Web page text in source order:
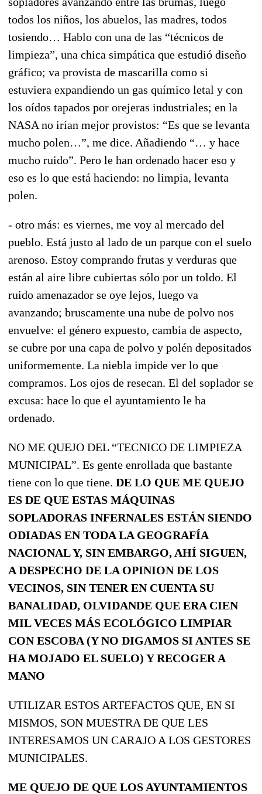
todos los niños, los abuelos, las madres, todos
tosiendo… Hablo con una de las “técnicos de
limpieza”, una chica simpática que estudió diseño
gráfico; va provista de mascarilla como si
estuviera expandiendo un gas químico letal y con
los oídos tapados por orejeras industriales; en la
NASA no irían mejor provistos: “Es que se levanta
mucho polen…”, me dice. Añadiendo “… y hace
mucho ruido”. Pero le han ordenado hacer eso y
eso es lo que está haciendo: no limpia, levanta
polen.
- otro más: es viernes, me voy al mercado del
pueblo. Está justo al lado de un parque con el suelo
arenoso. Estoy comprando frutas y verduras que
están al aire libre cubiertas sólo por un toldo. El
ruido amenazador se oye lejos, luego va
avanzando; bruscamente una nube de polvo nos
envuelve: el género expuesto, cambia de aspecto,
se cubre por una capa de polvo y polén depositados
uniformemente. La niebla impide ver lo que
compramos. Los ojos de resecan. El del soplador se
excusa: hace lo que el ayuntamiento le ha
ordenado.
NO ME QUEJO DEL “TECNICO DE LIMPIEZA
MUNICIPAL”. Es gente enrollada que bastante
tiene con lo que tiene. DE LO QUE ME QUEJO
ES DE QUE ESTAS MÁQUINAS
SOPLADORAS INFERNALES ESTÁN SIENDO
ODIADAS EN TODA LA GEOGRAFÍA
NACIONAL Y, SIN EMBARGO, AHÍ SIGUEN,
A DESPECHO DE LA OPINION DE LOS
VECINOS, SIN TENER EN CUENTA SU
BANALIDAD, OLVIDANDE QUE ERA CIEN
MIL VECES MÁS ECOLÓGICO LIMPIAR
CON ESCOBA (Y NO DIGAMOS SI ANTES SE
HA MOJADO EL SUELO) Y RECOGER A
MANO
UTILIZAR ESTOS ARTEFACTOS QUE, EN SI
MISMOS, SON MUESTRA DE QUE LES
INTERESAMOS UN CARAJO A LOS GESTORES
MUNICIPALES.
ME QUEJO DE QUE LOS AYUNTAMIENTOS